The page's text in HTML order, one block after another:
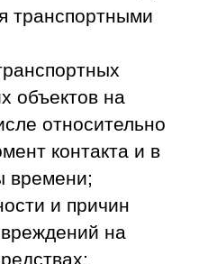
транспортными
объектов на
относительно
контакта и в
времени;
и причин
на